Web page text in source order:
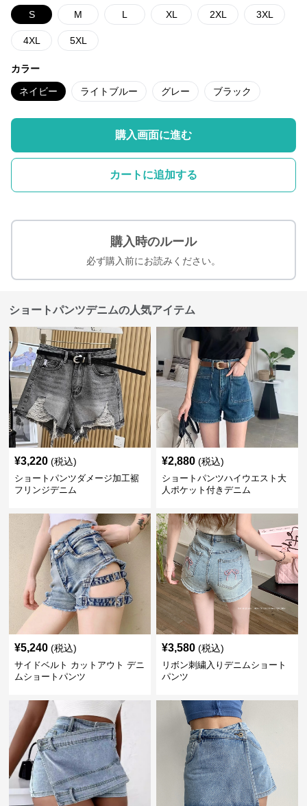
S M L XL 2XL 3XL
4XL 5XL
カラー
ネイビー ライトブルー グレー ブラック
購入画面に進む
カートに追加する
購入時のルール
必ず購入前にお読みください。
ショートパンツデニムの人気アイテム
¥3,220 (税込)
ショートパンツダメージ加工裾
フリンジデニム
¥2,880 (税込)
ショートパンツハイウエスト大
人ポケット付きデニム
¥5,240 (税込)
サイドベルト カットアウト デニ
ムショートパンツ
¥3,580 (税込)
リボン刺繍入りデニムショート
パンツ